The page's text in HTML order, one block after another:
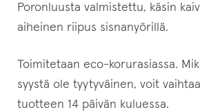
Poronluusta valmistettu, käsin
aiheinen riipus sisnanyörillä.
Toimitetaan eco-korurasiassa.
syystä ole tyytyväinen, voit
tuotteen 14 päivän kuluessa.